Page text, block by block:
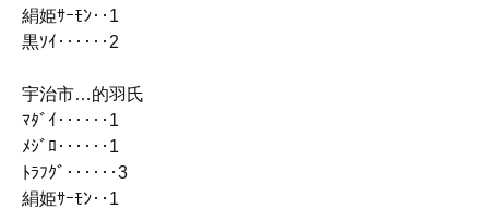
絹姫ｻｰﾓﾝ‥1
黒ｿｲ‥‥‥2
宇治市…的羽氏
ﾏﾀﾞｲ‥‥‥1
ﾒｼﾞﾛ‥‥‥1
ﾄﾗﾌｸﾞ‥‥‥3
絹姫ｻｰﾓﾝ‥1